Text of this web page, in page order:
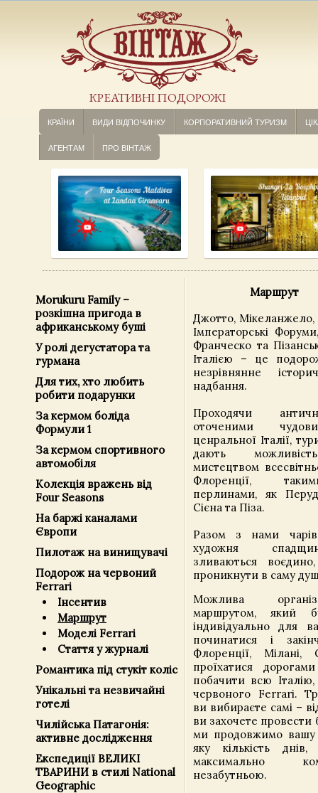
КРЕАТИВНІ ПОДОРОЖІ
КРАЇНИ ВИДИ ВІДПОЧИНКУ КОРПОРАТИВНИЙ ТУРИЗМ
АГЕНТАМ ПРО ВІНТАЖ
Morukuru Family –
розкішна пригода в
африканському буші
У ролі дегустатора та
гурмана
Для тих, хто любить
робити подарунки
За кермом боліда
Формули 1
За кермом спортивного
автомобіля
Колекція вражень від
Four Seasons
На баржі каналами
Європи
Пилотаж на винищувачі
Подорож на червоний
Ferrari
Інсентив
Маршрут
Моделі Ferrari
Стаття у журналі
Романтика під стукіт коліс
Унікальні та незвичайні
готелі
Чилійська Патагонія:
активне дослідження
Експедиції ВЕЛИКІ
ТВАРИНИ в стилі National
Geographic
Маршрут
Джотто,
Імператорські
Франческо та
Італією – це
незрівнянне
надбання.
Проходячи
оточеними
ценральної Італії,
дають
мистецтвом
Флоренції,
перлинами, як
Сієна та Піза.
Разом з нами
художня
зливаються
проникнути в саму
Можлива
маршрутом, який
індивідуально для
починатися і
Флоренції,
проїхатися
побачити всю
червоного Ferrari.
ви вибираєте самі –
ви захочете провести
ми продовжимо
яку кількість
максимально
незабутньою.